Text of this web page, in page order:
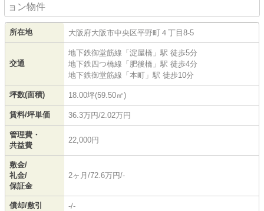
ョン物件
所在地 大阪府大阪市中央区平野町 ４丁目8-5
交通
地下鉄御堂筋線 「淀屋橋 」駅 徒歩5分
地下鉄四つ橋線 「肥後橋 」駅 徒歩4分
地下鉄御堂筋線 「本町 」駅 徒歩10分
坪数(面積) 18.00坪(59.50㎡)
賃料/坪単価 36.3万円/2.02万円
管理費・
共益費
22,000円
敷金/
礼金/
保証金
2ヶ月/72.6万円/-
償却/敷引 -/-